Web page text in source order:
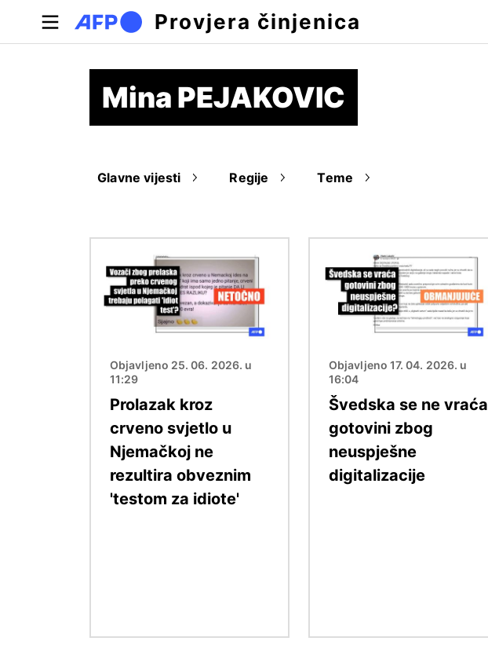
Skoči na glavni sadržaj
Provjera činjenica
Mina PEJAKOVIC
Glavne vijesti Regije Teme
Objavljeno 25. 06. 2026. u
11:29
Prolazak kroz
crveno svjetlo u
Njemačkoj ne
rezultira obveznim
'testom za idiote'
Objavljeno 17. 04. 2026. u
16:04
Švedska se ne vraća
gotovini zbog
neuspješne
digitalizacije